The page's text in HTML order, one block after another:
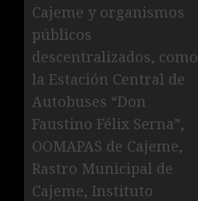
Cajeme y organismos
públicos
descentralizados, como
la Estación Central de
Autobuses “Don
Faustino Félix Serna”,
OOMAPAS de Cajeme,
Rastro Municipal de
Cajeme, Instituto